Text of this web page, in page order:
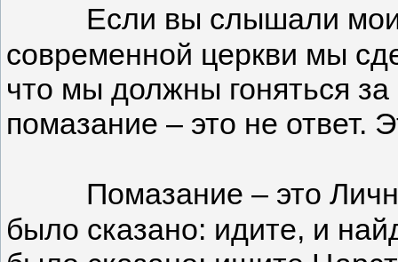
Если вы слышали мои
современной церкви мы
что мы должны гоняться
помазание – это не ответ.
Помазание – это
было сказано: идите, и